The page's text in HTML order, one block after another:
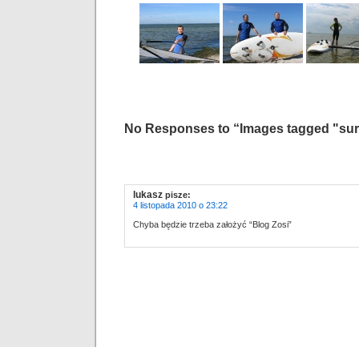
No Responses to “Images tagged
lukasz pisze:
4 listopada 2010 o 23:22
Chyba będzie trzeba założyć “Blog Zosi”